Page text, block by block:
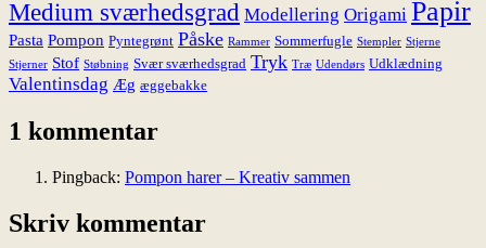
Medium sværhedsgrad Modellering Origami Papir
Pasta Pompon Pyntegrønt Påske Rammer Sommerfugle Stempler Stjerne
Stjerner Stof Støbning Svær sværhedsgrad Tryk Træ Udendørs Udklædning
Valentinsdag Æg æggebakke
1 kommentar
Pingback: Pompon harer – Kreativ sammen
Skriv kommentar